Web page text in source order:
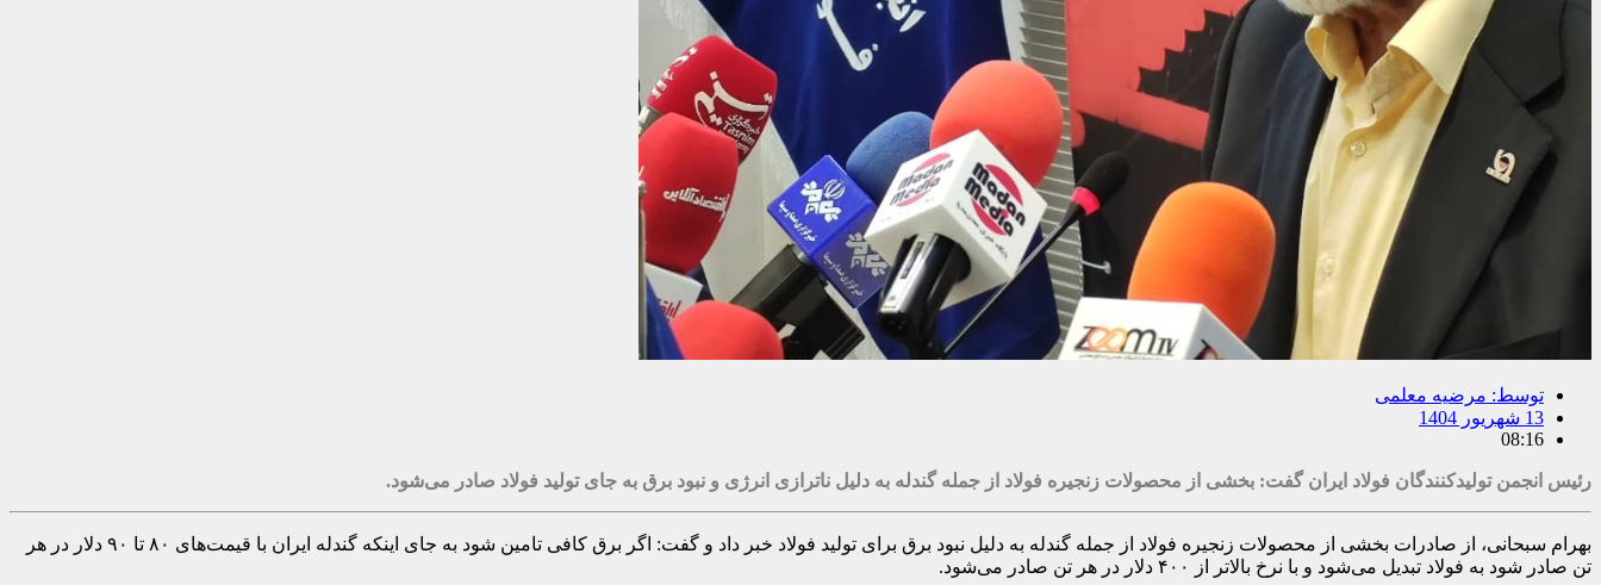
توسط: مرضیه معلمی
13 شهریور 1404
08:16
رئیس انجمن تولیدکنندگان فولاد ایران گفت: بخشی از محصولات زنجیره فولاد از جمله گندله به دلیل ناترازی انرژی و نبود برق به جای تولید فولاد صادر می‌شود.
بهرام سبحانی، از صادرات بخشی از محصولات زنجیره فولاد از جمله گندله به دلیل نبود برق برای تولید فولاد خبر داد و گفت: اگر برق کافی تامین شود به جای اینکه گندله ایران با قیمت‌های ۸۰ تا ۹۰ دلار در هر
تن صادر شود به فولاد تبدیل می‌شود و با نرخ بالاتر از ۴۰۰ دلار در هر تن صادر می‌شود.